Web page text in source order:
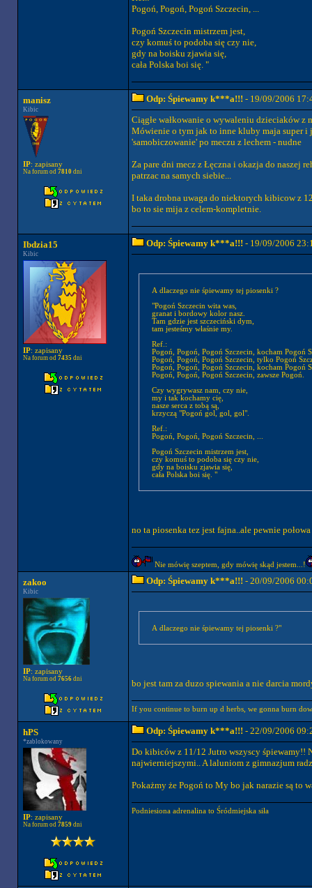
Pogoń, Pogoń, Pogoń Szczecin, ...
Pogoń Szczecin mistrzem jest,
czy komuś to podoba się czy nie,
gdy na boisku zjawia się,
cała Polska boi się. "
manisz
Kibic
IP: zapisany
Na forum od 7810dni
Odp: Śpiewamy k***a!!! - 19/09/2006
Ciągłe wałkowanie o wywaleniu dzieciaków z
Mówienie o tym jak to inne kluby maja super i
'samobiczowanie' po meczu z lechem - nudne
Za pare dni mecz z Łęczna i okazja do naszej
patrzac na samych siebie...
I taka drobna uwaga do niektorych kibicow z
bo to sie mija z celem-kompletnie.
Ibdzia15
Kibic
IP: zapisany
Na forum od 7435dni
Odp: Śpiewamy k***a!!! - 19/09/2006
A dlaczego nie śpiewamy tej piosenki ?
"Pogoń Szczecin wita was,
granat i bordowy kolor nasz.
Tam gdzie jest szczeciński dym,
tam jesteśmy właśnie my.
Ref.:
Pogoń, Pogoń, Pogoń Szczecin, kocham Pogoń
Pogoń, Pogoń, Pogoń Szczecin, tylko Pogoń
Pogoń, Pogoń, Pogoń Szczecin, kocham Pogoń
Pogoń, Pogoń, Pogoń Szczecin, zawsze Pogoń.
Czy wygrywasz nam, czy nie,
my i tak kochamy cię,
nasze serca z tobą są,
krzyczą "Pogoń gol, gol, gol".
Ref.:
Pogoń, Pogoń, Pogoń Szczecin, ...
Pogoń Szczecin mistrzem jest,
czy komuś to podoba się czy nie,
gdy na boisku zjawia się,
cała Polska boi się. "
no ta piosenka tez jest fajna..ale pewnie
Nie mówię szeptem, gdy mówię skąd jestem...!
zakoo
Kibic
IP: zapisany
Na forum od 7656dni
Odp: Śpiewamy k***a!!! - 20/09/2006
A dlaczego nie śpiewamy tej piosenki ?"
bo jest tam za duzo spiewania a nie darcia
If you continue to burn up d herbs, we gonna burn
hPS
*zablokowany
IP: zapisany
Na forum od 7859dni
Odp: Śpiewamy k***a!!! - 22/09/2006
Do kibiców z 11/12 Jutro wszyscy śpiewamy!!
najwierniejszymi.. A laluniom z gimnazjum
Pokażmy że Pogoń to My bo jak narazie są to
Podniesiona adrenalina to Śródmiejska siła